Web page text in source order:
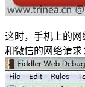
这时，手机上的网
和微信的网络请求